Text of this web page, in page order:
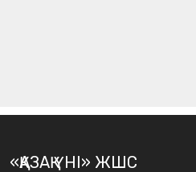
«ҚАЗАҚ ҮНІ» ЖШС